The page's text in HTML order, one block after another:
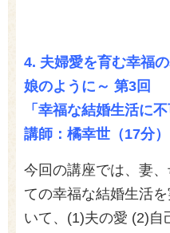
4. 夫婦愛を育む幸福
娘のように～ 第3回
「幸福な結婚生活に
講師：橘幸世（17分）
今回の講座では、妻
ての幸福な結婚生活
いて、(1)夫の愛 (2)自